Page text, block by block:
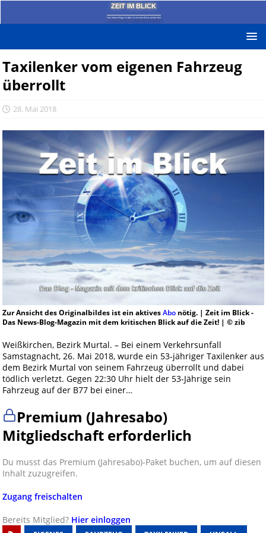
ZEIT IM BLICK
Das News-Blog mit dem kritischen Blick auf die Zeit!
Taxilenker vom eigenen Fahrzeug
überrollt
28. Mai 2018
Zur Ansicht des Originalbildes ist ein aktivesAbonötig. | Zeit im Blick -
Das News-Blog-Magazin mit dem kritischen Blick auf die Zeit! | © zib
Weißkirchen, Bezirk Murtal. – Bei einem Verkehrsunfall
Samstagnacht, 26. Mai 2018, wurde ein 53-jähriger Taxilenker aus
dem Bezirk Murtal von seinem Fahrzeug überrollt und dabei
tödlich verletzt. Gegen 22:30 Uhr hielt der 53-Jährige sein
Fahrzeug auf der B77 bei einer…
Premium (Jahresabo)
Mitgliedschaft erforderlich
Du musst das Premium (Jahresabo)-Paket buchen, um auf diesen
Inhalt zuzugreifen.
Zugang freischalten
Bereits Mitglied? Hier einloggen